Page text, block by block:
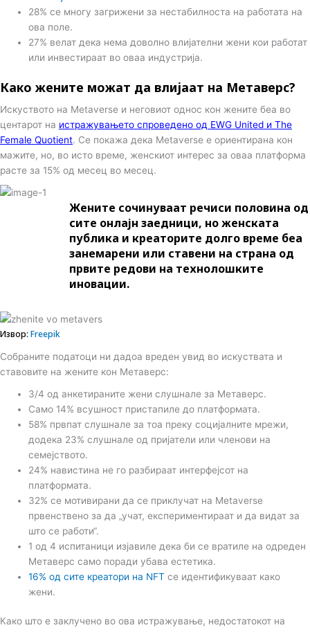
28% се многу загрижени за нестабилноста на работата на
ова поле.
27% велат дека нема доволно влијателни жени кои работат
или инвестираат во оваа индустрија.
Како жените можат да влијаат на Метаверс?
Искуството на Metaverse и неговиот однос кон жените беа во
центарот на истражувањето спроведено од EWG United и The
Female Quotient. Се покажа дека Metaverse е ориентирана кон
мажите, но, во исто време, женскиот интерес за оваа платформа
расте за 15% од месец во месец.
Жените сочинуваат речиси половина од
сите онлајн заедници, но женската
публика и креаторите долго време беа
занемарени или ставени на страна од
првите редови на технолошките
иновации.
Извор: Freepik
Собраните податоци ни дадоа вреден увид во искуствата и
ставовите на жените кон Метаверс:
3/4 од анкетираните жени слушнале за Метаверс.
Само 14% всушност пристапиле до платформата.
58% првпат слушнале за тоа преку социјалните мрежи,
додека 23% слушнале од пријатели или членови на
семејството.
24% навистина не го разбираат интерфејсот на
платформата.
32% се мотивирани да се приклучат на Metaverse
првенствено за да „учат, експериментираат и да видат за
што се работи“.
1 од 4 испитаници изјавиле дека би се вратиле на одреден
Метаверс само поради убава естетика.
16% од сите креатори на NFT се идентификуваат како
жени.
Како што е заклучено во ова истражување, недостатокот на